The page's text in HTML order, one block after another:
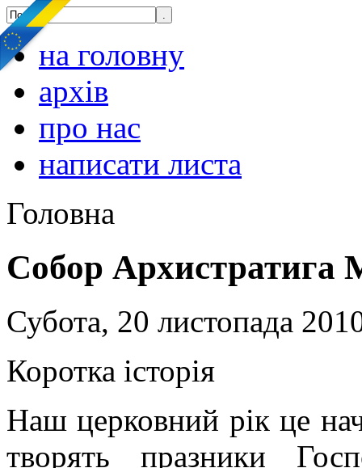
на головну
архів
про нас
написати листа
Головна
Собор Архистратига
Субота, 20 листопада
Коротка історія
Наш церковний рік це
творять празники